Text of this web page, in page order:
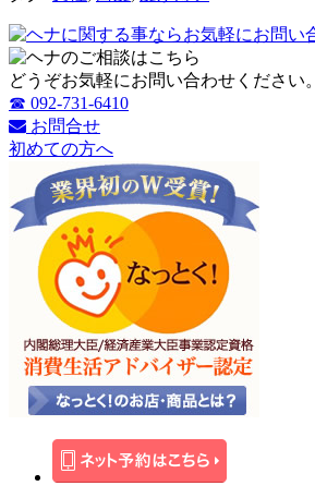
どうぞお気軽にお問い合わせください。
☎ 092-731-6410
お問合せ
初めての方へ